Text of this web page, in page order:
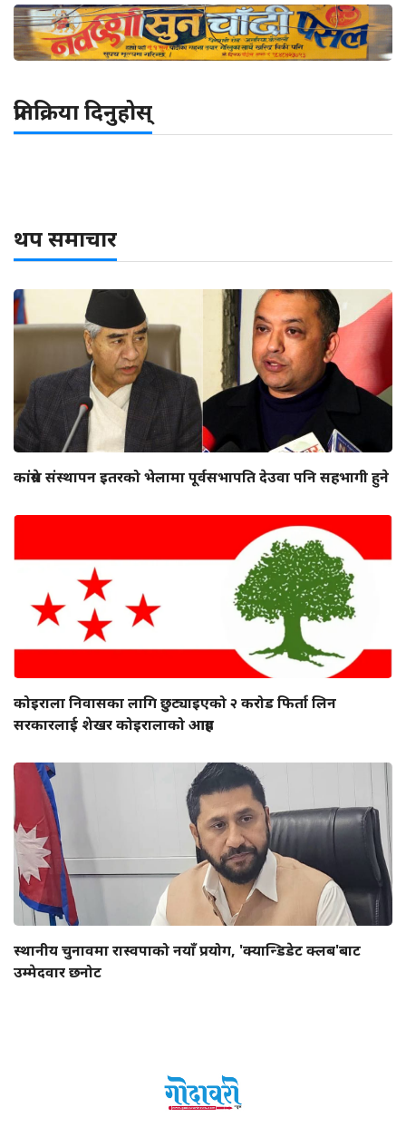
प्रतिक्रिया दिनुहोस्
थप समाचार
कांग्रेस संस्थापन इतरको भेलामा पूर्वसभापति देउवा पनि सहभागी हुने
कोइराला निवासका लागि छुट्याइएको २ करोड फिर्ता लिन
सरकारलाई शेखर कोइरालाको आग्रह
स्थानीय चुनावमा रास्वपाको नयाँ प्रयोग, 'क्यान्डिडेट क्लब'बाट
उम्मेदवार छनोट